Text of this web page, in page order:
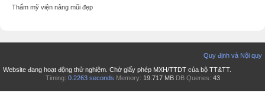
Thẩm mỹ viện nâng mũi đẹp
Quy định và Nội quy
Website đang hoạt động thử nghiệm. Chờ giấy phép MXH/TTDT của bộ TT&TT.
Timing: 0.2263 seconds Memory: 19.717 MB DB Queries: 43